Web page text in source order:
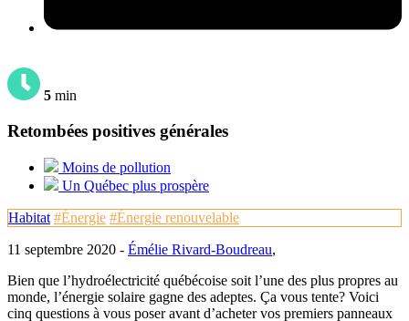
5 min
Retombées positives générales
Moins de pollution
Un Québec plus prospère
Habitat #Énergie #Énergie renouvelable
11 septembre 2020 - Émélie Rivard-Boudreau,
Bien que l’hydroélectricité québécoise soit l’une des plus propres au
monde, l’énergie solaire gagne des adeptes. Ça vous tente? Voici
cinq questions à vous poser avant d’acheter vos premiers panneaux